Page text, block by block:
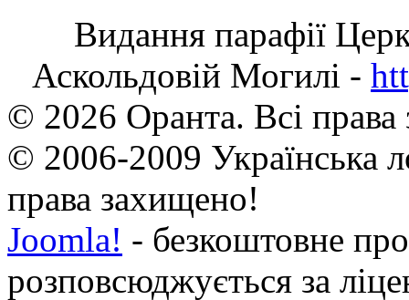
Видання парафії
Аскольдовій Могилі -
© 2026 Оранта. Всі
© 2006-2009 Українська
права захищено!
Joomla! - безкоштовне
розповсюджується за